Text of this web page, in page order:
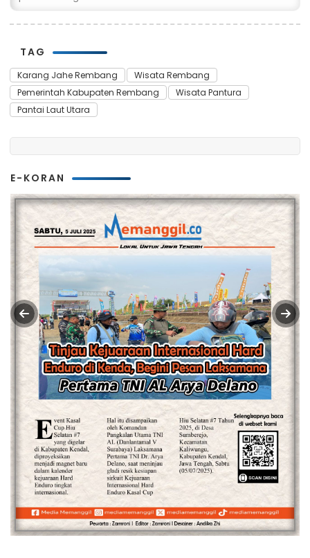
TAG
Karang Jahe Rembang
Wisata Rembang
Pemerintah Kabupaten Rembang
Wisata Pantura
Pantai Laut Utara
E-KORAN